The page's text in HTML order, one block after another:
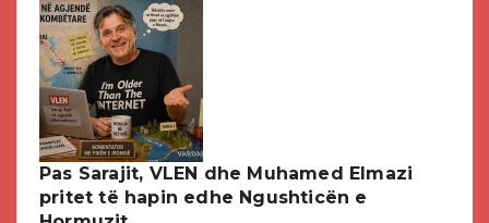
Pas Sarajit, VLEN dhe Muhamed Elmazi
pritet të hapin edhe Ngushticën e